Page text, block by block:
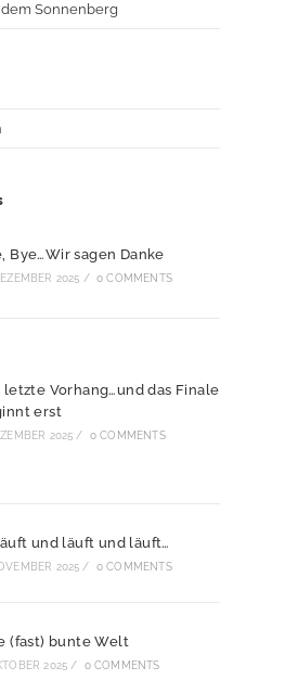
Sonnenberg
Bye…Wir sagen Danke
2025 / 0 COMMENTS
letzte Vorhang…und das Finale
erst
2025 / 0 COMMENTS
und läuft und läuft…
2025 / 0 COMMENTS
(fast) bunte Welt
2025 / 0 COMMENTS